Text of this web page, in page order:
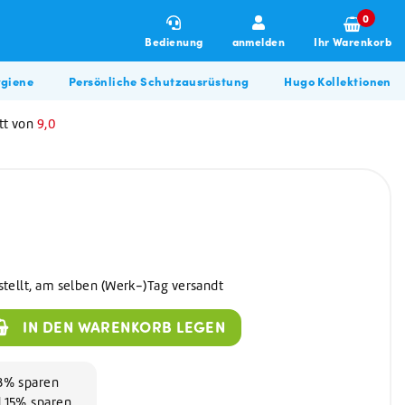
Bedienung anmelden
0
Ihr Warenkorb
Bau & Renovierung
Persönliche Schutzausrüstung Hugo Kollektionen
von 9,0
am selben (Werk-)Tag versandt
IN DEN WARENKORB LEGEN
sparen